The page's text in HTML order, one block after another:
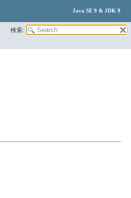
Java SE 9 & JDK 9
検索: